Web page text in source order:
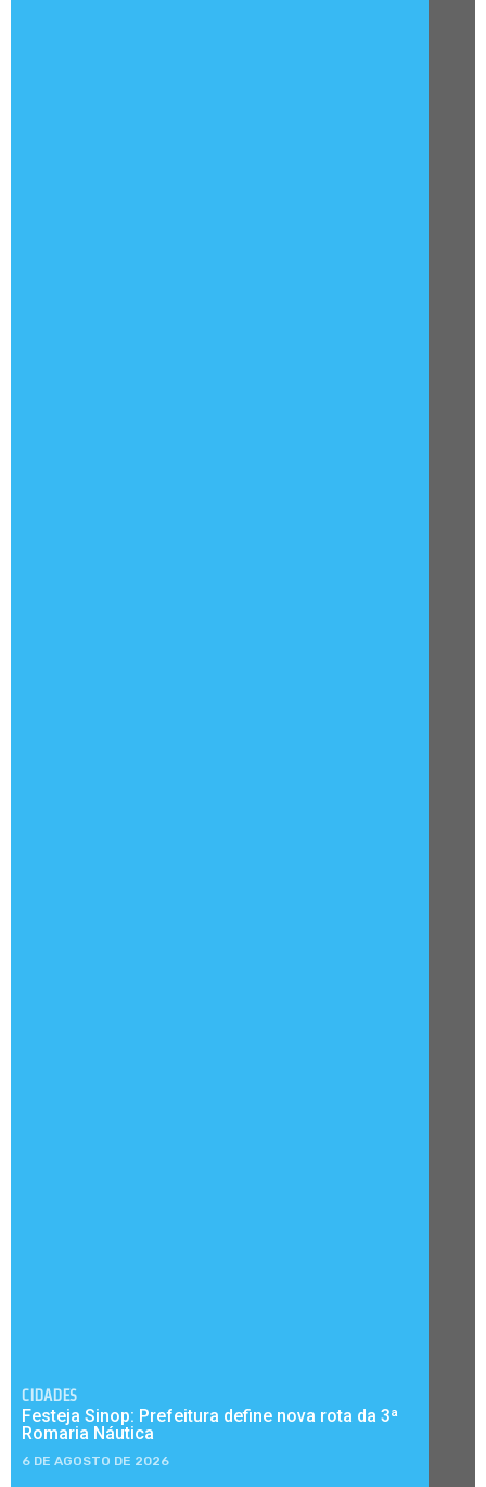
CIDADES
Festeja Sinop: Prefeitura define nova rota da 3ª
Romaria Náutica
6 DE AGOSTO DE 2026